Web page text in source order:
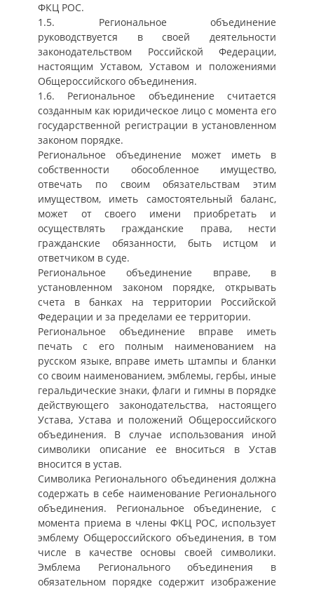
ФКЦ РОС.
1.5. Региональное объединение
руководствуется в своей деятельности
законодательством Российской Федерации,
настоящим Уставом, Уставом и положениями
Общероссийского объединения.
1.6. Региональное объединение считается
созданным как юридическое лицо с момента его
государственной регистрации в установленном
законом порядке.
Региональное объединение может иметь в
собственности обособленное имущество,
отвечать по своим обязательствам этим
имуществом, иметь самостоятельный баланс,
может от своего имени приобретать и
осуществлять гражданские права, нести
гражданские обязанности, быть истцом и
ответчиком в суде.
Региональное объединение вправе, в
установленном законом порядке, открывать
счета в банках на территории Российской
Федерации и за пределами ее территории.
Региональное объединение вправе иметь
печать с его полным наименованием на
русском языке, вправе иметь штампы и бланки
со своим наименованием, эмблемы, гербы, иные
геральдические знаки, флаги и гимны в порядке
действующего законодательства, настоящего
Устава, Устава и положений Общероссийского
объединения. В случае использования иной
символики описание ее вноситься в Устав
вносится в устав.
Символика Регионального объединения должна
содержать в себе наименование Регионального
объединения. Региональное объединение, с
момента приема в члены ФКЦ РОС, использует
эмблему Общероссийского объединения, в том
числе в качестве основы своей символики.
Эмблема Регионального объединения в
обязательном порядке содержит изображение